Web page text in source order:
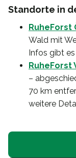
Standorte in
RuheForst
Wald mit
Infos gibt
–
70 km
weitere